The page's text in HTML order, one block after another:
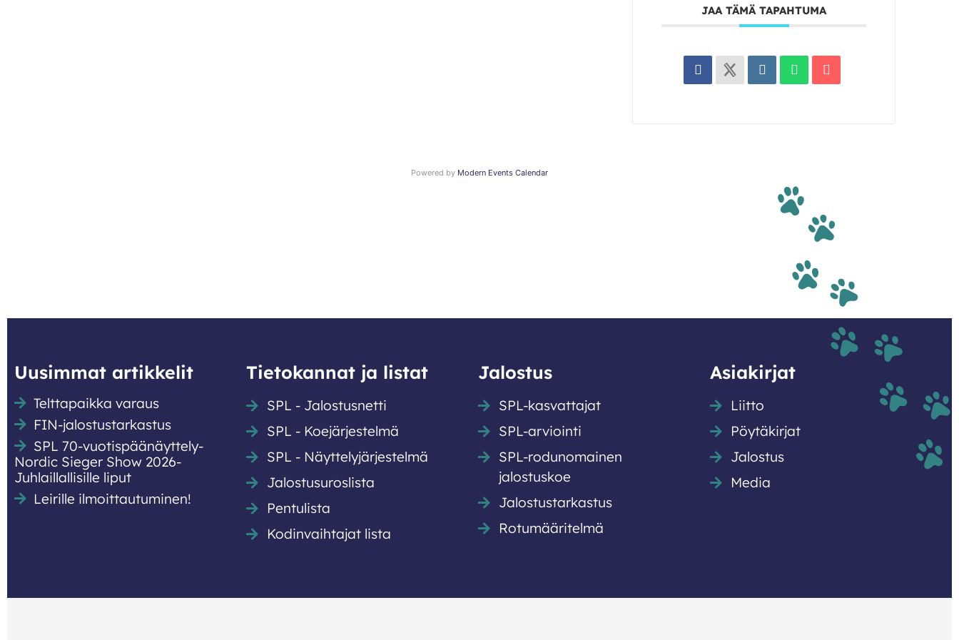
JAA TÄMÄ TAPAHTUMA
Powered by Modern Events Calendar
Uusimmat artikkelit
Telttapaikka varaus
FIN-jalostustarkastus
SPL 70-vuotispäänäyttely-
Nordic Sieger Show 2026-
Juhlaillallisille liput
Leirille ilmoittautuminen!
Tietokannat ja listat
SPL - Jalostusnetti
SPL - Koejärjestelmä
SPL - Näyttely­järjestelmä
Jalostusuroslista
Pentulista
Kodinvaihtajat lista
Jalostus
SPL-kasvattajat
SPL-arviointi
SPL-rodunomainen
jalostuskoe
Jalostustarkastus
Rotumääritelmä
Asiakirjat
Liitto
Pöytäkirjat
Jalostus
Media